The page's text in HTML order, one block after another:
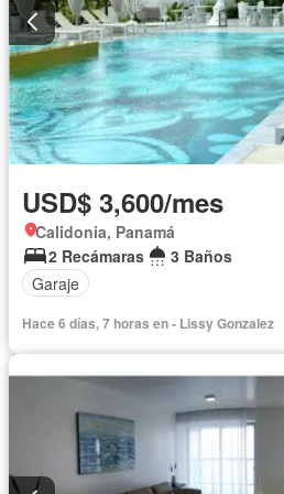
USD$ 3,600/mes
Calidonia, Panamá
2 Recámaras
3 Baños
Garaje
Hace 6 días, 7 horas en - Lissy Gonzalez